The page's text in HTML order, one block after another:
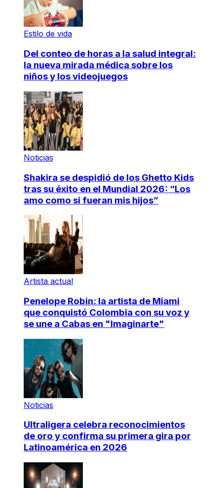
Estilo de vida
Del conteo de horas a la salud integral:
la nueva mirada médica sobre los
niños y los videojuegos
Noticias
Shakira se despidió de los Ghetto Kids
tras su éxito en el Mundial 2026: “Los
amo como si fueran mis hijos”
Artista actual
Penelope Robin: la artista de Miami
que conquistó Colombia con su voz y
se une a Cabas en "Imaginarte"
Noticias
Ultraligera celebra reconocimientos
de oro y confirma su primera gira por
Latinoamérica en 2026